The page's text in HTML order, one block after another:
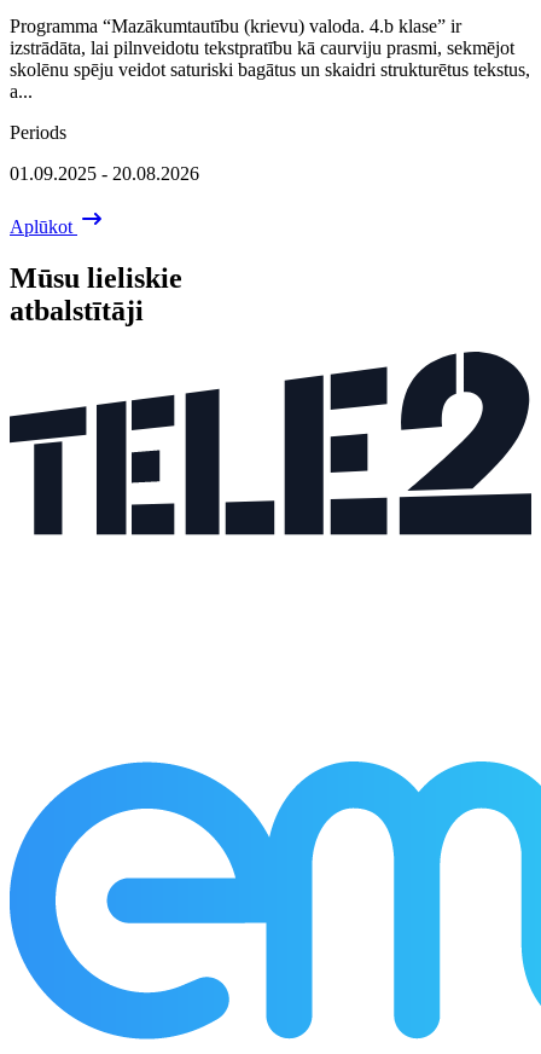
Programma “Mazākumtautību (krievu) valoda. 4.b klase” ir
izstrādāta, lai pilnveidotu tekstpratību kā caurviju prasmi, sekmējot
skolēnu spēju veidot saturiski bagātus un skaidri strukturētus tekstus,
a...
Periods
01.09.2025 - 20.08.2026
Aplūkot
Mūsu lieliskie
atbalstītāji